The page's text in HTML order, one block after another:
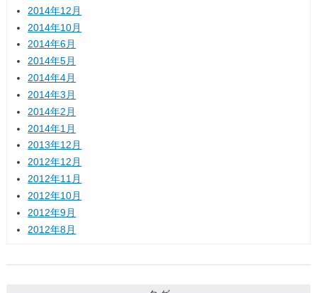
2014年12月
2014年10月
2014年6月
2014年5月
2014年4月
2014年3月
2014年2月
2014年1月
2013年12月
2012年12月
2012年11月
2012年10月
2012年9月
2012年8月